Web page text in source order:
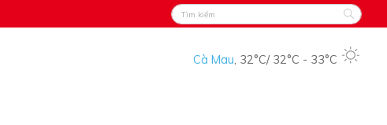
Cà Mau, 32°C/ 32°C - 33°C